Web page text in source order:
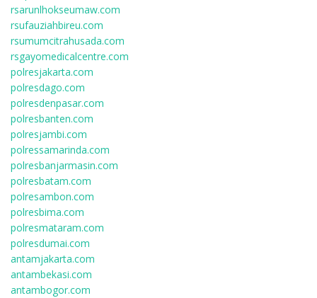
rsarunlhokseumaw.com
rsufauziahbireu.com
rsumumcitrahusada.com
rsgayomedicalcentre.com
polresjakarta.com
polresdago.com
polresdenpasar.com
polresbanten.com
polresjambi.com
polressamarinda.com
polresbanjarmasin.com
polresbatam.com
polresambon.com
polresbima.com
polresmataram.com
polresdumai.com
antamjakarta.com
antambekasi.com
antambogor.com